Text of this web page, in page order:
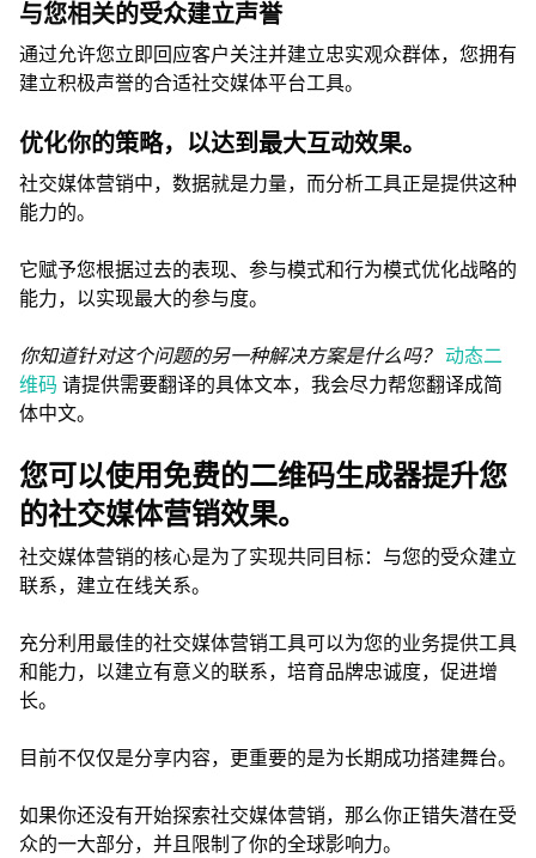
与您相关的受众建立声誉
通过允许您立即回应客户关注并建立忠实观众群体，您拥有
建立积极声誉的合适社交媒体平台工具。
优化你的策略，以达到最大互动效果。
社交媒体营销中，数据就是力量，而分析工具正是提供这种
能力的。
它赋予您根据过去的表现、参与模式和行为模式优化战略的
能力，以实现最大的参与度。
你知道针对这个问题的另一种解决方案是什么吗？ 动态二
维码 请提供需要翻译的具体文本，我会尽力帮您翻译成简
体中文。
您可以使用免费的二维码生成器提升您
的社交媒体营销效果。
社交媒体营销的核心是为了实现共同目标：与您的受众建立
联系，建立在线关系。
充分利用最佳的社交媒体营销工具可以为您的业务提供工具
和能力，以建立有意义的联系，培育品牌忠诚度，促进增
长。
目前不仅仅是分享内容，更重要的是为长期成功搭建舞台。
如果你还没有开始探索社交媒体营销，那么你正错失潜在受
众的一大部分，并且限制了你的全球影响力。